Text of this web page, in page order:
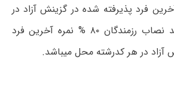
نمره آخرین فرد پذیرفته شده در گزینش آزاد در
هرکدرشته محل و حد نصاب رزمندگان ۸۰ % نمره آخرین فرد
آزاد در هر کدرشته محل میباشد.